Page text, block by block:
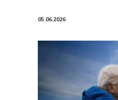
05.06.2026